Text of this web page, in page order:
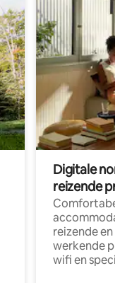
Digitale
reizende
Comfortabele
reizende en
werkende
wifi en